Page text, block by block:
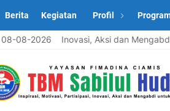
Berita Kegiatan Profil
08-08-2026Inovasi, Aksi dan Mengabdi